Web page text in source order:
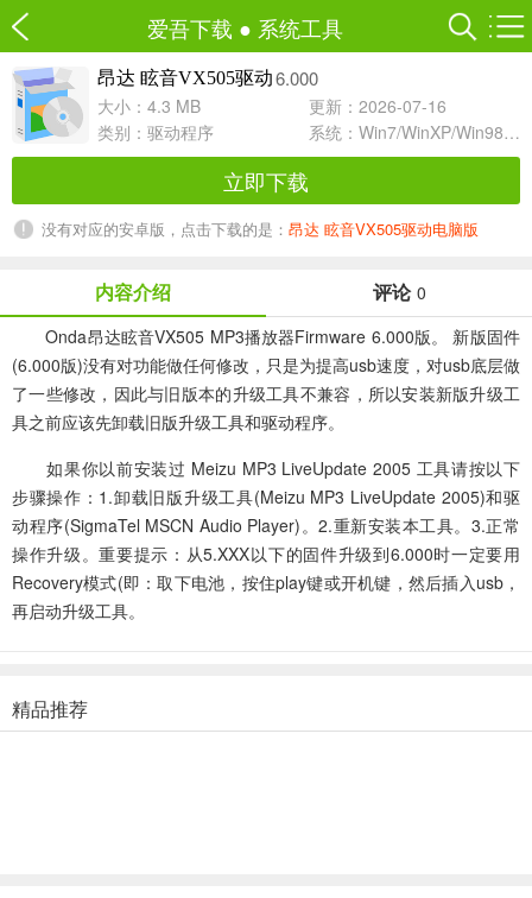
爱吾下载 ● 系统工具
昂达 眩音VX505驱动6.000
大小：4.3 MB
更新：2026-07-16
类别： 驱动程序 系统：Win7/WinXP/Win98/Win8/Win10兼容软件
立即下载
没有对应的安卓版，点击下载的是： 昂达 眩音VX505驱动电脑版
内容介绍 评论 0
Onda昂达眩音VX505 MP3播放器Firmware 6.000版。 新版固件
(6.000版)没有对功能做任何修改，只是为提高usb速度，对usb底层做
了一些修改，因此与旧版本的升级工具不兼容，所以安装新版升级工
具之前应该先卸载旧版升级工具和驱动程序。
如果你以前安装过 Meizu MP3 LiveUpdate 2005 工具请按以下
步骤操作：1.卸载旧版升级工具(Meizu MP3 LiveUpdate 2005)和驱
动程序(SigmaTel MSCN Audio Player)。2.重新安装本工具。3.正常
操作升级。重要提示：从5.XXX以下的固件升级到6.000时一定要用
Recovery模式(即：取下电池，按住play键或开机键，然后插入usb，
再启动升级工具。
精品推荐